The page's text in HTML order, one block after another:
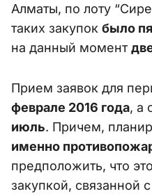
Алматы, по лоту
таких закупок было
на данный момент
Прием заявок для
феврале 2016 года, а
июль. Причем,
именно
предположить, что
закупкой, связанной